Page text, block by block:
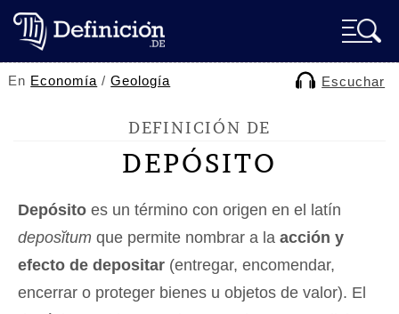
En Economía /Geología Escuchar
DEFINICIÓN DE
DEPÓSITO
Depósito es un término con origen en el latín
deposĭtum que permite nombrar a la acción y
efecto de depositar (entregar, encomendar,
encerrar o proteger bienes u objetos de valor). El